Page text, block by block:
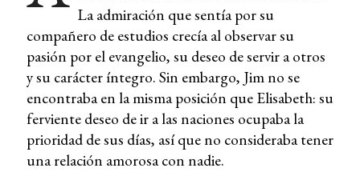
La admiración que sentía por su
compañero de estudios crecía al observar su
pasión por el evangelio, su deseo de servir a otros
y su carácter íntegro. Sin embargo, Jim no se
encontraba en la misma posición que Elisabeth: su
ferviente deseo de ir a las naciones ocupaba la
prioridad de sus días, así que no consideraba tener
una relación amorosa con nadie.